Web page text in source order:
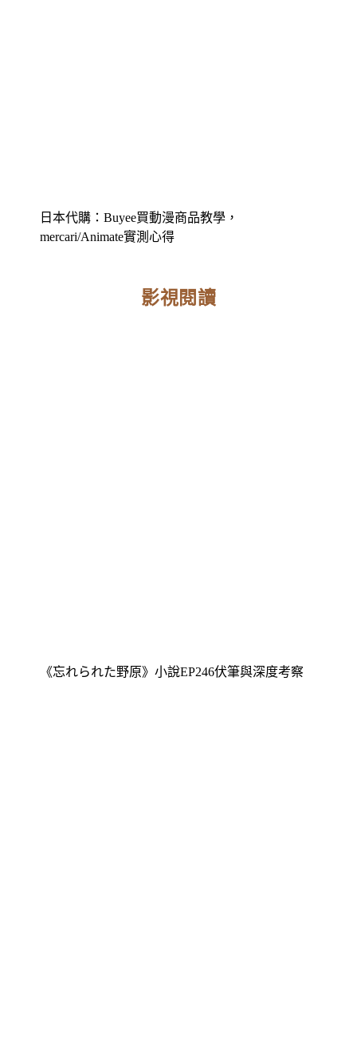
日本代購：Buyee買動漫商品教學，
mercari/Animate實測心得
影視閱讀
《忘れられた野原》小說EP246伏筆與深度考察